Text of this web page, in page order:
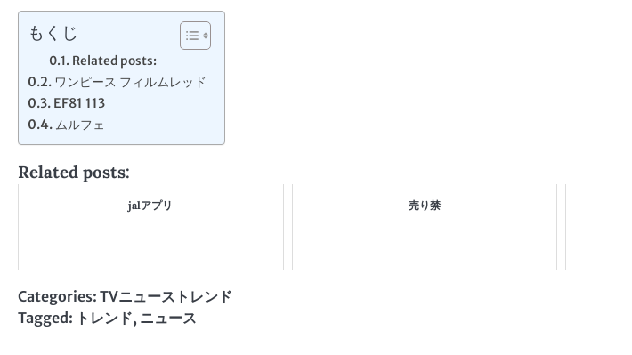
もくじ
Related posts:
ワンピース フィルムレッド
EF81 113
ムルフェ
Related posts:
jalアプリ 売り禁
Categories: TVニューストレンド
Tagged: トレンド, ニュース